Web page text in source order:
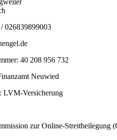
026839899003
40 208 956 732
Neuwied
LVM-Versicherung
zur Online-Streitbeilegung